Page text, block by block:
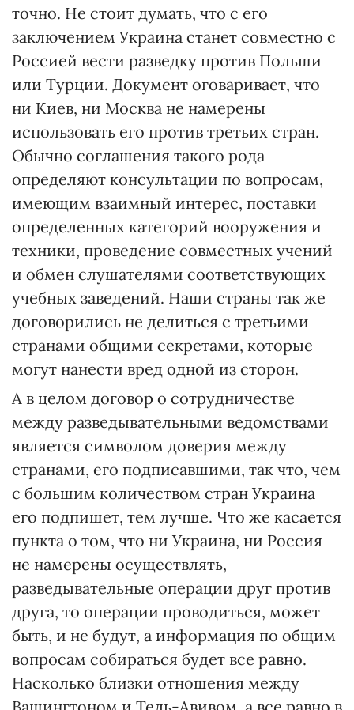
точно. Не стоит думать, что с его
заключением Украина станет совместно с
Россией вести разведку против Польши
или Турции. Документ оговаривает, что
ни Киев, ни Москва не намерены
использовать его против третьих стран.
Обычно соглашения такого рода
определяют консультации по вопросам,
имеющим взаимный интерес, поставки
определенных категорий вооружения и
техники, проведение совместных учений
и обмен слушателями соответствующих
учебных заведений. Наши страны так же
договорились не делиться с третьими
странами общими секретами, которые
могут нанести вред одной из сторон.
А в целом договор о сотрудничестве
между разведывательными ведомствами
является символом доверия между
странами, его подписавшими, так что, чем
с большим количеством стран Украина
его подпишет, тем лучше. Что же касается
пункта о том, что ни Украина, ни Россия
не намерены осуществлять,
разведывательные операции друг против
друга, то операции проводиться, может
быть, и не будут, а информация по общим
вопросам собираться будет все равно.
Насколько близки отношения между